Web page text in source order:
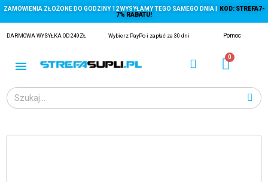
ZAMÓWIENIA ZŁOŻONE DO GODZINY 12 WYSYŁAMY TEGO SAMEGO DNIA |
KOD: STREFA7-
7% RABATU!
DARMOWA WYSYŁKA OD 249ZŁ Wybierz PayPo i zapłać za 30 dni Pomoc